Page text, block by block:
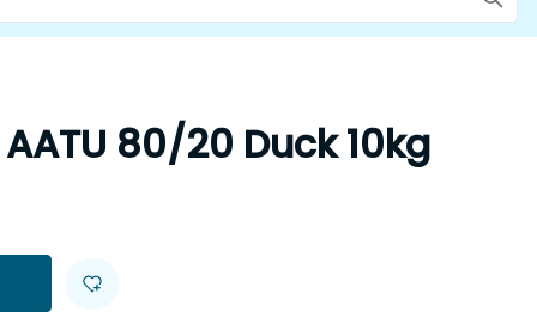
80/20 Duck 10kg